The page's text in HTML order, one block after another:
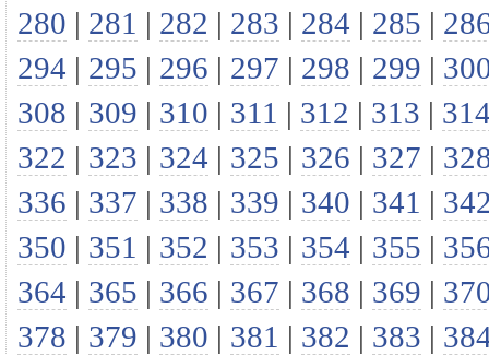
280 | 281 | 282 | 283 | 284 | 285 |
294 | 295 | 296 | 297 | 298 | 299 |
308 | 309 | 310 | 311 | 312 | 313 |
322 | 323 | 324 | 325 | 326 | 327 |
336 | 337 | 338 | 339 | 340 | 341 |
350 | 351 | 352 | 353 | 354 | 355 |
364 | 365 | 366 | 367 | 368 | 369 |
378 | 379 | 380 | 381 | 382 | 383 |